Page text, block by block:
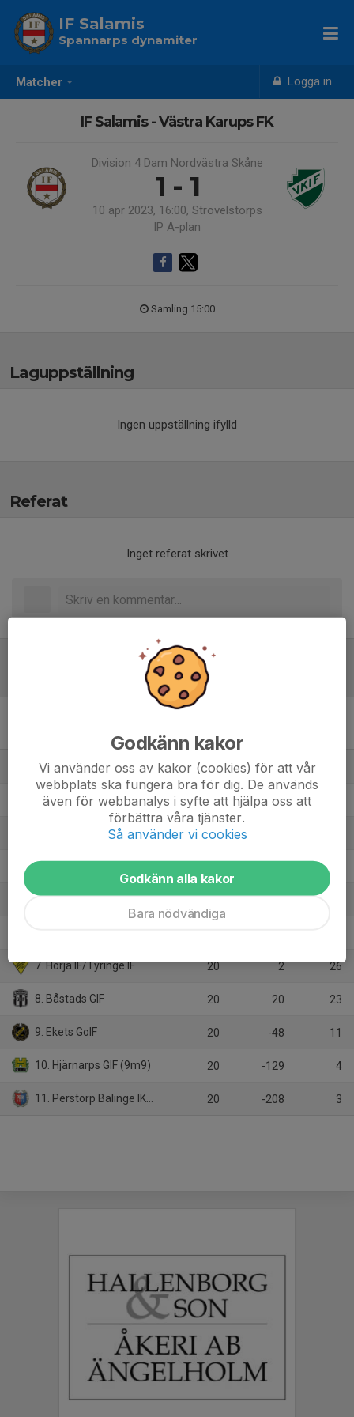
Matcher Logga in
IF Salamis
Spannarps dynamiter
IF Salamis - Västra Karups FK
Division 4 Dam Nordvästra Skåne
1 - 1
10 apr 2023, 16:00, Strövelstorps
IP A-plan
Samling 15:00
Laguppställning
Ingen uppställning ifylld
Referat
Inget referat skrivet
M
1. Billesholms IK 20 95
2. Strövelstorps GoIF/IF Salamis 20 73
3. Bjärelaget DFF 20
4. Röstånga IS/SvalövsBK/Kågeröds BoIF
5. Västra Karups FK 20 32
7. Hörja IF/Tyringe IF 20 2 26
8. Båstads GIF 20 20 23
9. Ekets GoIF 20 -48 11
10. Hjärnarps GIF (9m9) 20 -129 4
11. Perstorp Bälinge IK (9m9) 20 -208 3
Godkänn kakor
Vi använder oss av kakor (cookies) för att vår
webbplats ska fungera bra för dig. De används
även för webbanalys i syfte att hjälpa oss att
förbättra våra tjänster.
Så använder vi cookies
Godkänn alla kakor
Bara nödvändiga